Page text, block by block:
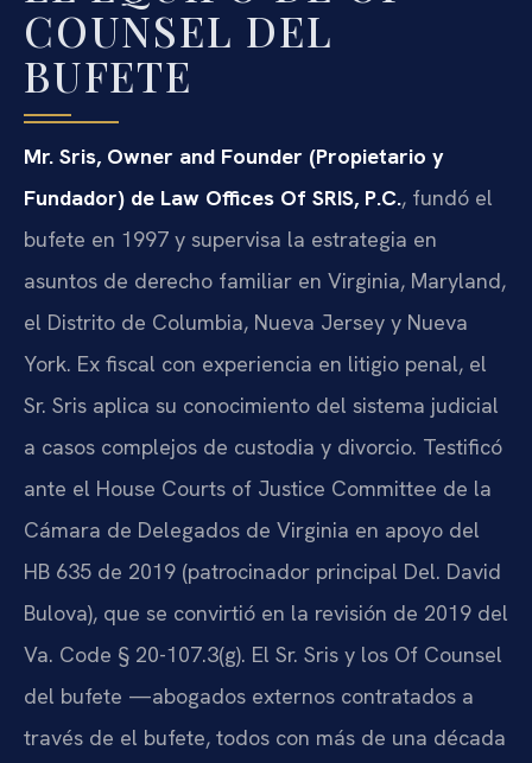
COUNSEL DEL
BUFETE
Mr. Sris, Owner and Founder (Propietario y
Fundador) de Law Offices Of SRIS, P.C., fundó el
bufete en 1997 y supervisa la estrategia en
asuntos de derecho familiar en Virginia, Maryland,
el Distrito de Columbia, Nueva Jersey y Nueva
York. Ex fiscal con experiencia en litigio penal, el
Sr. Sris aplica su conocimiento del sistema judicial
a casos complejos de custodia y divorcio. Testificó
ante el House Courts of Justice Committee de la
Cámara de Delegados de Virginia en apoyo del
HB 635 de 2019 (patrocinador principal Del. David
Bulova), que se convirtió en la revisión de 2019 del
Va. Code § 20-107.3(g). El Sr. Sris y los Of Counsel
del bufete —abogados externos contratados a
través de el bufete, todos con más de una década